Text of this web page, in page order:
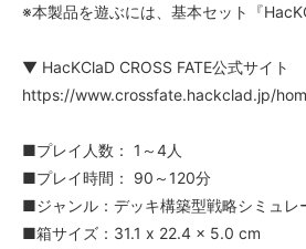
※本製品を遊ぶには、基本セット『
▼ HacKClaD CROSS FATE公式サイト
https://www.crossfate.hackclad.jp/
■プレイ人数： 1～4人
■プレイ時間： 90～120分
■ジャンル：デッキ構築型戦略シミュレ
■箱サイズ：31.1 x 22.4 x 5.0 cm